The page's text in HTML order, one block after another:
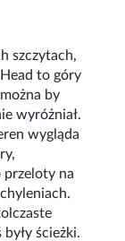
szczytach,
to góry
by
wyróżniał.
wygląda
przeloty na
ścieżki.